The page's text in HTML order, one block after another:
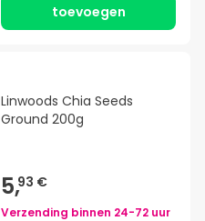
toevoegen
Linwoods Chia Seeds
Ground 200g
5,93 €
Verzending binnen 24-72 uur